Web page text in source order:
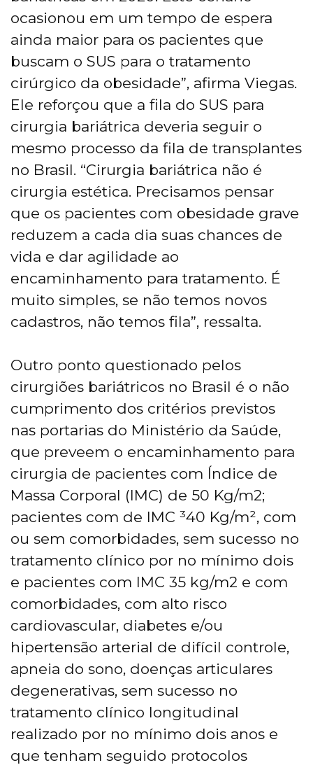
ocasionou em um tempo de espera
ainda maior para os pacientes que
buscam o SUS para o tratamento
cirúrgico da obesidade”, afirma Viegas.
Ele reforçou que a fila do SUS para
cirurgia bariátrica deveria seguir o
mesmo processo da fila de transplantes
no Brasil. “Cirurgia bariátrica não é
cirurgia estética. Precisamos pensar
que os pacientes com obesidade grave
reduzem a cada dia suas chances de
vida e dar agilidade ao
encaminhamento para tratamento. É
muito simples, se não temos novos
cadastros, não temos fila”, ressalta.
Outro ponto questionado pelos
cirurgiões bariátricos no Brasil é o não
cumprimento dos critérios previstos
nas portarias do Ministério da Saúde,
que preveem o encaminhamento para
cirurgia de pacientes com Índice de
Massa Corporal (IMC) de 50 Kg/m2;
pacientes com de IMC ³40 Kg/m², com
ou sem comorbidades, sem sucesso no
tratamento clínico por no mínimo dois
e pacientes com IMC 35 kg/m2 e com
comorbidades, com alto risco
cardiovascular, diabetes e/ou
hipertensão arterial de difícil controle,
apneia do sono, doenças articulares
degenerativas, sem sucesso no
tratamento clínico longitudinal
realizado por no mínimo dois anos e
que tenham seguido protocolos